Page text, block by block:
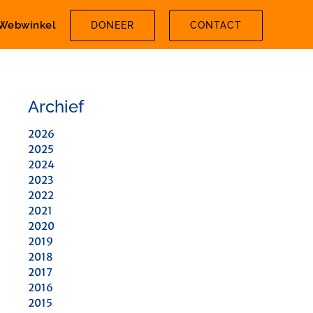
DONEER CONTACT
Archief
2026
2025
2024
2023
2022
2021
2020
2019
2018
2017
2016
2015